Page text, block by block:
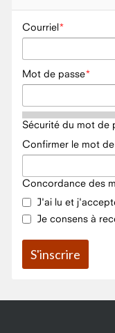
Courriel
Mot de passe
Sécurité du mot de
Confirmer le mot
Concordance des
J'ai lu et
Je consens à